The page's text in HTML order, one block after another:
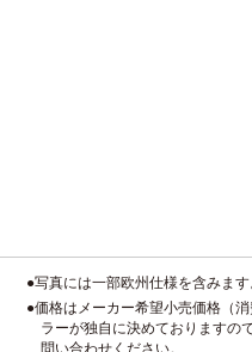
●写真には一部欧州仕様を含みます
●価格はメーカー希望小売価格（
ラーが独自に決めておりますの
問い合わせください。